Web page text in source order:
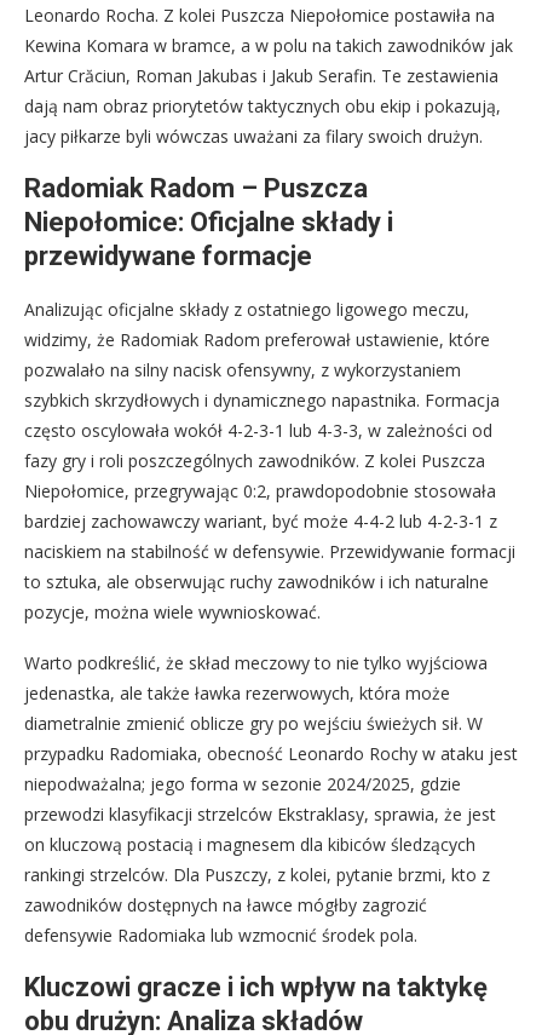
Leonardo Rocha. Z kolei Puszcza Niepołomice postawiła na
Kewina Komara w bramce, a w polu na takich zawodników jak
Artur Crăciun, Roman Jakubas i Jakub Serafin. Te zestawienia
dają nam obraz priorytetów taktycznych obu ekip i pokazują,
jacy piłkarze byli wówczas uważani za filary swoich drużyn.
Radomiak Radom – Puszcza
Niepołomice: Oficjalne składy i
przewidywane formacje
Analizując oficjalne składy z ostatniego ligowego meczu,
widzimy, że Radomiak Radom preferował ustawienie, które
pozwalało na silny nacisk ofensywny, z wykorzystaniem
szybkich skrzydłowych i dynamicznego napastnika. Formacja
często oscylowała wokół 4-2-3-1 lub 4-3-3, w zależności od
fazy gry i roli poszczególnych zawodników. Z kolei Puszcza
Niepołomice, przegrywając 0:2, prawdopodobnie stosowała
bardziej zachowawczy wariant, być może 4-4-2 lub 4-2-3-1 z
naciskiem na stabilność w defensywie. Przewidywanie formacji
to sztuka, ale obserwując ruchy zawodników i ich naturalne
pozycje, można wiele wywnioskować.
Warto podkreślić, że skład meczowy to nie tylko wyjściowa
jedenastka, ale także ławka rezerwowych, która może
diametralnie zmienić oblicze gry po wejściu świeżych sił. W
przypadku Radomiaka, obecność Leonardo Rochy w ataku jest
niepodważalna; jego forma w sezonie 2024/2025, gdzie
przewodzi klasyfikacji strzelców Ekstraklasy, sprawia, że jest
on kluczową postacią i magnesem dla kibiców śledzących
rankingi strzelców. Dla Puszczy, z kolei, pytanie brzmi, kto z
zawodników dostępnych na ławce mógłby zagrozić
defensywie Radomiaka lub wzmocnić środek pola.
Kluczowi gracze i ich wpływ na taktykę
obu drużyn: Analiza składów